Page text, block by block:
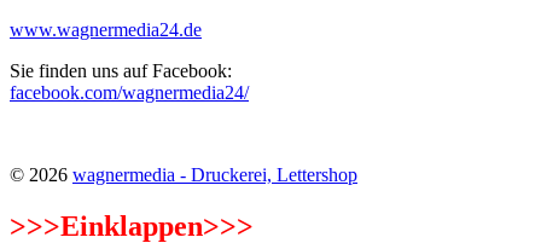
www.wagnermedia24.de
Sie finden uns auf Facebook:
facebook.com/wagnermedia24/
© 2026 wagnermedia - Druckerei, Lettershop
>>>Einklappen>>>